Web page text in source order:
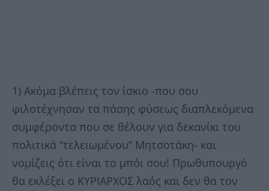
1) Ακόμα βλέπεις τον ίσκιο -που σου
φιλοτέχνησαν τα πάσης φύσεως διαπλεκόμενα
συμφέροντα που σε θέλουν για δεκανίκι του
πολιτικά “τελειωμένου” Μητσοτάκη- και
νομίζεις ότι είναι το μπόι σου! Πρωθυπουργό
θα εκλέξει ο ΚΥΡΙΑΡΧΟΣ λαός και δεν θα τον